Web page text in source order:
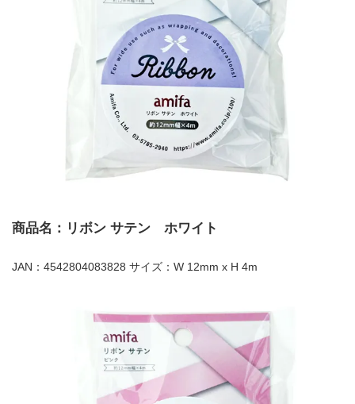
商品名：リボン サテン ホワイト
JAN：4542804083828 サイズ：W 12mm x H 4m